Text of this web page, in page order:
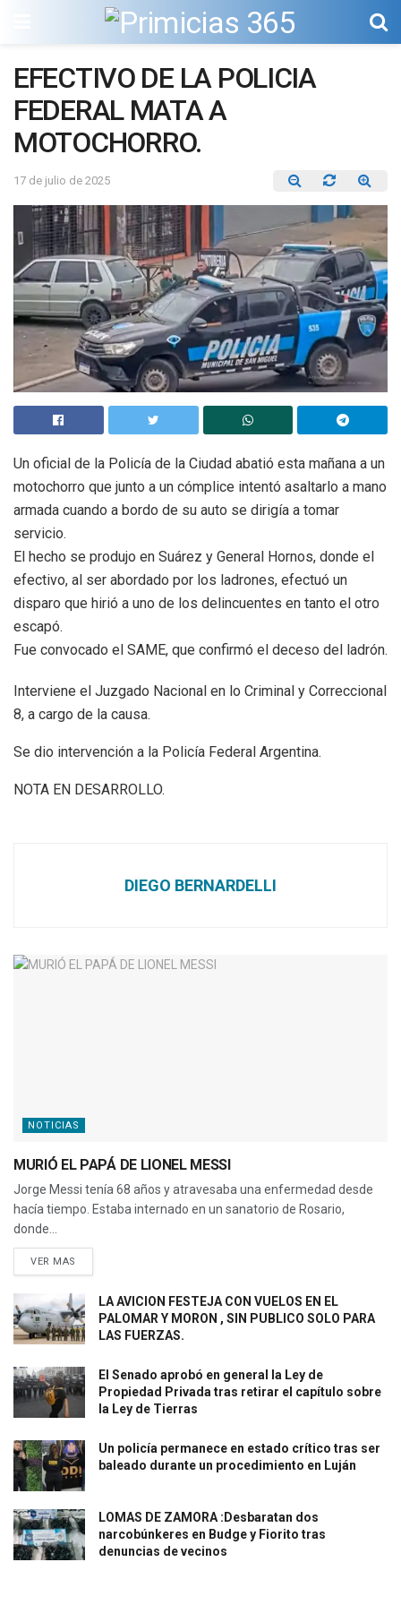
EFECTIVO DE LA POLICIA
FEDERAL MATA A
MOTOCHORRO.
17 de julio de 2025
Un oficial de la Policía de la Ciudad abatió esta mañana a un
motochorro que junto a un cómplice intentó asaltarlo a mano
armada cuando a bordo de su auto se dirigía a tomar
servicio.
El hecho se produjo en Suárez y General Hornos, donde el
efectivo, al ser abordado por los ladrones, efectuó un
disparo que hirió a uno de los delincuentes en tanto el otro
escapó.
Fue convocado el SAME, que confirmó el deceso del ladrón.
Interviene el Juzgado Nacional en lo Criminal y Correccional
8, a cargo de la causa.
Se dio intervención a la Policía Federal Argentina.
NOTA EN DESARROLLO.
DIEGO BERNARDELLI
NOTICIAS
MURIÓ EL PAPÁ DE LIONEL MESSI
Jorge Messi tenía 68 años y atravesaba una enfermedad desde
hacía tiempo. Estaba internado en un sanatorio de Rosario,
donde...
VER MAS
LA AVICION FESTEJA CON VUELOS EN EL
PALOMAR Y MORON , SIN PUBLICO SOLO PARA
LAS FUERZAS.
El Senado aprobó en general la Ley de
Propiedad Privada tras retirar el capítulo sobre
la Ley de Tierras
Un policía permanece en estado crítico tras ser
baleado durante un procedimiento en Luján
LOMAS DE ZAMORA :Desbaratan dos
narcobúnkeres en Budge y Fiorito tras
denuncias de vecinos